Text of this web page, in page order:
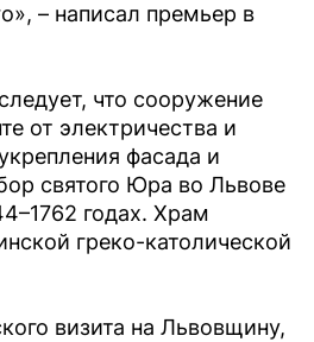
– написал премьер в
что сооружение
от электричества и
фасада и
святого Юра во Львове
годах. Храм
греко-католической
визита на Львовщину,